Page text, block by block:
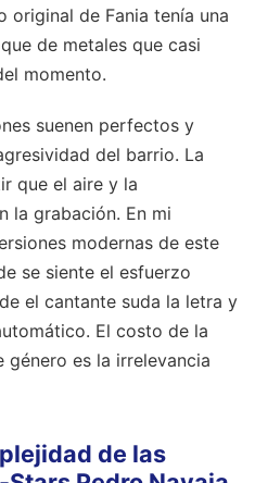
original de Fania tenía una
de metales que casi
momento.
suenen perfectos y
del barrio. La
que el aire y la
la grabación. En mi
modernas de este
se siente el esfuerzo
el cantante suda la letra y
El costo de la
es la irrelevancia
de las